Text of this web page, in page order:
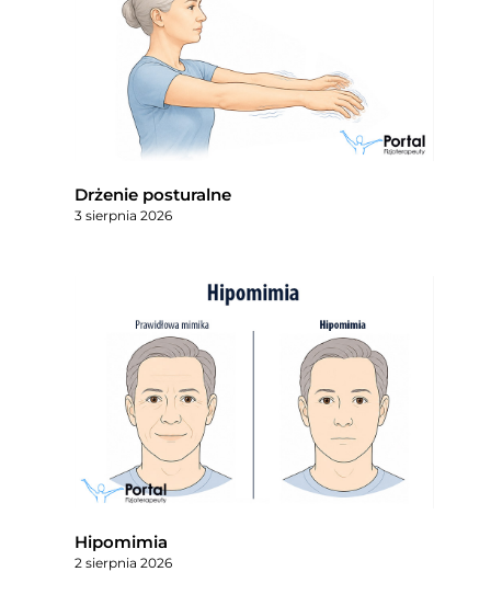
Drżenie posturalne
3 sierpnia 2026
Hipomimia
2 sierpnia 2026